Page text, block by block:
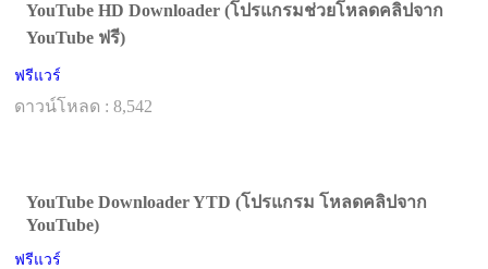
YouTube HD Downloader (โปรแกรมช่วยโหลดคลิปจาก
YouTube ฟรี)
ฟรีแวร์
ดาวน์โหลด : 8,542
YouTube Downloader YTD (โปรแกรม โหลดคลิปจาก
YouTube)
ฟรีแวร์